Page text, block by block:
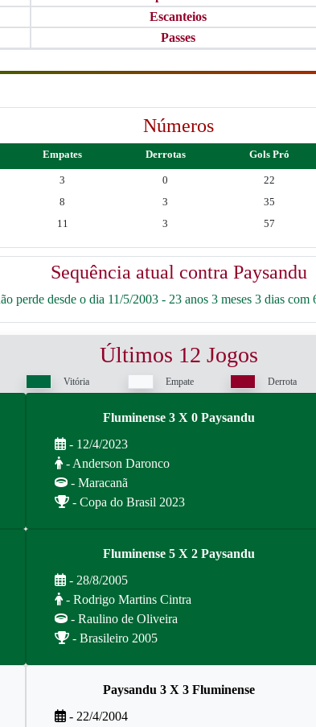
Escanteios
Passes
Números
Empates Derrotas Gols Pró
3 0 22
8 3 35
11 3 57
Sequência atual contra Paysandu
perde desde o dia 11/5/2003 - 23 anos 3 meses 3 dias com
Últimos 12 Jogos
Vitória Empate Derrota
Fluminense 3 X 0 Paysandu
- 12/4/2023
- Anderson Daronco
- Maracanã
- Copa do Brasil 2023
Fluminense 5 X 2 Paysandu
- 28/8/2005
- Rodrigo Martins Cintra
- Raulino de Oliveira
- Brasileiro 2005
Paysandu 3 X 3 Fluminense
- 22/4/2004